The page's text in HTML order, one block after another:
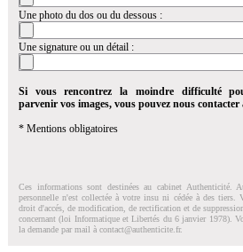
Une photo du dos ou du dessous :
Une signature ou un détail :
Si vous rencontrez la moindre difficulté
parvenir vos images, vous pouvez nous contacter
* Mentions obligatoires
Ces informations sont destinées au cabinet Authenticité.
personnelle n'est collectée à votre insu ni cédée à des tiers.
droit d'accés, de modification, de rectification et de
concernant (loi Informatique et Libertés du 6 janvier 1978).
la demande par mail à contact@authenticite.fr.